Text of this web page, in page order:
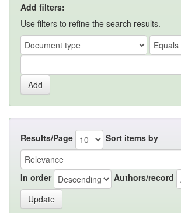
Add filters:
Use filters to refine the search results.
Results/Page Sort items by
In order Authors/record